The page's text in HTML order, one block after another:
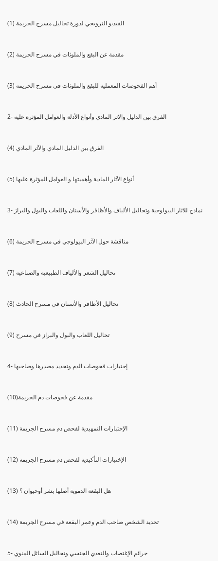
(1) الفيديو الترويجي لدورة تحاليل مسرح الجريمة
(2) مقدمة عن البقع والملوثات في مسرح الجريمة
(3) أهم الفحوصات المعملية للبقع والملوثات في مسرح الجريمة
2- الفرق بين الدليل والاثر المادي وأنواع الأدلة والعوامل المؤثرة عليه
(4) الفرق بين الدليل المادي والآثر المادي
(5) أنواع الآثار المادية وأهميتها و العوامل المؤثرة عليها
3- نماذج للاثار البيولوجية وتحاليل الألياف والأظافر والأسنان واللعاب والبول والبراز
(6) مناقشة حول الآثر البيولوجي في مسرح الجريمة
(7) تحاليل الشعر والألياف الطبيعية والصناعية
(8) تحاليل الأظافر والأسنان في مسرح الحادث
(9) تحاليل اللعاب والبول والبراز في مسرح
4- إختبارات فحوصات الدم وتحديد مصدرها وصاحبها
(10)مقدمة عن فحوصات دم الجريمة
(11) الإختبارات التمهيدية لفحص دم مسرح الجريمة
(12) الإختبارات التأكيدية لفحص دم مسرح الجريمة
(13) هل البقعة الدموية أصلها بشر أوحيوان ؟
(14) تحديد الشخص صاحب الدم وعمر البقعة في مسرح الجريمة
5- جرائم الإغتصاب والتعدي الجنسي وتحاليل السائل المنوي